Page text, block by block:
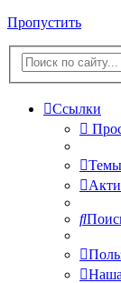
Пропустить
Ссылки
Темы